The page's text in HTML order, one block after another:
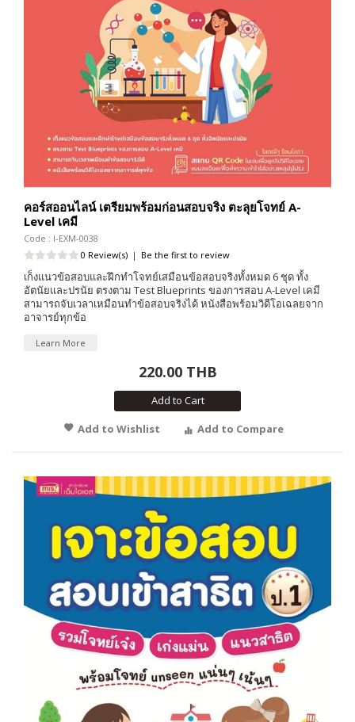
คอร์สออนไลน์ เตรียมพร้อมก่อนสอบจริง ตะลุยโจทย์ A-
Level เคมี
Code : I-EXM-0038
0 Review(s) | Be the first to review
เก็งแนวข้อสอบและฝึกทำโจทย์เสมือนข้อสอบจริงทั้งหมด 6 ชุด ทั้ง
อัตนัยและปรนัย ตรงตาม Test Blueprints ของการสอบ A-Level เคมี
สามารถจับเวลาเหมือนทำข้อสอบจริงได้ หนังสือพร้อมวิดีโอเฉลยจาก
อาจารย์ทุกข้อ
Learn More
220.00 THB
Add to Cart
Add to Wishlist
Add to Compare